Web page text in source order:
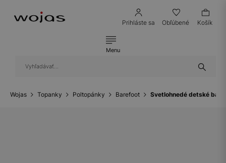
Prihláste sa Obľúbené Košík
Menu
Wojas Topanky Poltopánky Barefoot Svetlohnedé detské